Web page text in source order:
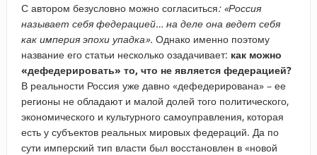
С автором безусловно можно согласиться: «Россия
называет себя федерацией… на деле она ведет себя
как империя эпохи упадка». Однако именно поэтому
название его статьи несколько озадачивает: как можно
«дефедерировать» то, что не является федерацией?
В реальности Россия уже давно «дефедерирована» – ее
регионы не обладают и малой долей того политического,
экономического и культурного самоуправления, которая
есть у субъектов реальных мировых федераций. Да по
сути имперский тип власти был восстановлен в «новой